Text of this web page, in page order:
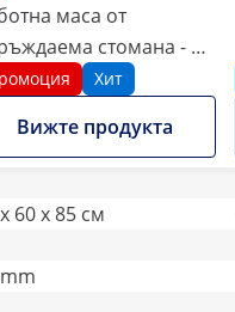
маса от
стомана - 60
см - товароносимост
Хит
Вижте продукта
60 x 85 см